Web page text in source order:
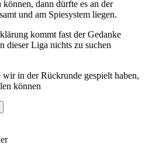
können, dann dürfte es an der
und am Spiesystem liegen.
kommt fast der Gedanke
dieser Liga nichts zu suchen
wir in der Rückrunde gespielt haben,
können